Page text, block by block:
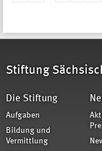
Stiftung
Die Stiftung
Aufgaben
Bildung und
Vermittlung